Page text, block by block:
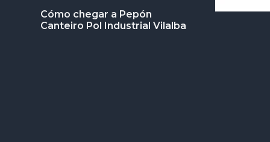
Cómo chegar a Pepón
Canteiro Pol Industrial Vilalba